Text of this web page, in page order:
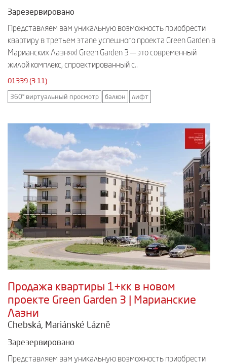
Зарезервировано
Представляем вам уникальную возможность приобрести
квартиру в третьем этапе успешного проекта Green Garden в
Марианских Лазнях! Green Garden 3 — это современный
жилой комплекс, спроектированный с..
01339 (3.11)
360° виртуальный просмотр балкон лифт
Продажа квартиры 1+кк в новом
проекте Green Garden 3 | Марианские
Лазни
Chebská, Mariánské Lázně
Зарезервировано
Представляем вам уникальную возможность приобрести